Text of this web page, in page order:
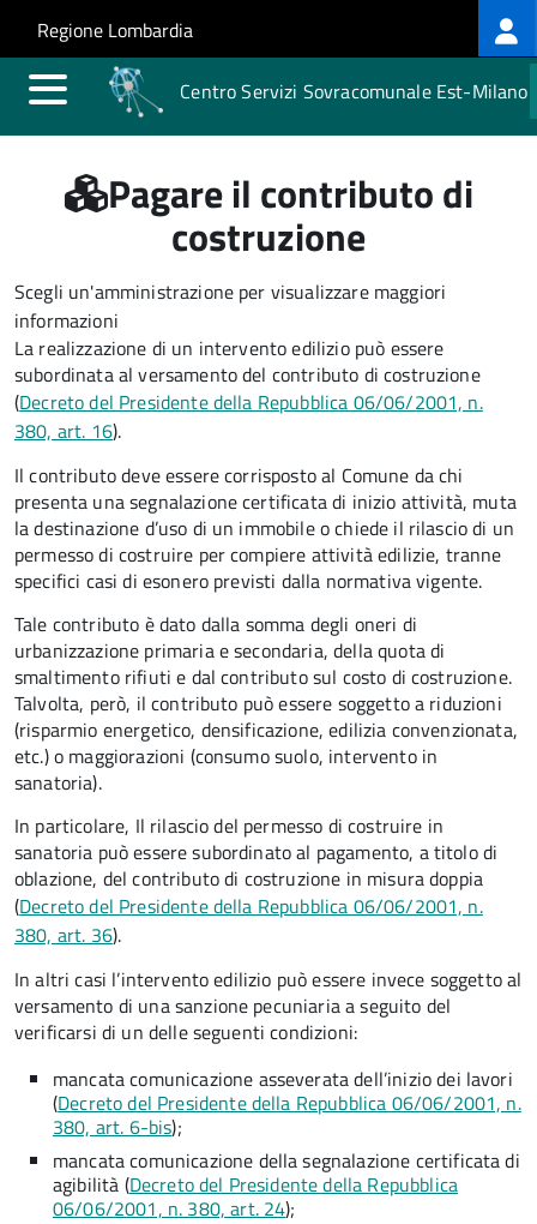
Salta al contenuto principale
Skip to site navigation
Regione Lombardia
Centro Servizi Sovracomunale Est-Milano
Pagare il contributo di
costruzione
Scegli un'amministrazione per visualizzare maggiori
informazioni
La realizzazione di un intervento edilizio può essere
subordinata al versamento del contributo di costruzione
(Decreto del Presidente della Repubblica 06/06/2001, n.
380, art. 16).
Il contributo deve essere corrisposto al Comune da chi
presenta una segnalazione certificata di inizio attività, muta
la destinazione d’uso di un immobile o chiede il rilascio di un
permesso di costruire per compiere attività edilizie, tranne
specifici casi di esonero previsti dalla normativa vigente.
Tale contributo è dato dalla somma degli oneri di
urbanizzazione primaria e secondaria, della quota di
smaltimento rifiuti e dal contributo sul costo di costruzione.
Talvolta, però, il contributo può essere soggetto a riduzioni
(risparmio energetico, densificazione, edilizia convenzionata,
etc.) o maggiorazioni (consumo suolo, intervento in
sanatoria).
In particolare, Il rilascio del permesso di costruire in
sanatoria può essere subordinato al pagamento, a titolo di
oblazione, del contributo di costruzione in misura doppia
(Decreto del Presidente della Repubblica 06/06/2001, n.
380, art. 36).
In altri casi l’intervento edilizio può essere invece soggetto al
versamento di una sanzione pecuniaria a seguito del
verificarsi di un delle seguenti condizioni:
mancata comunicazione asseverata dell’inizio dei lavori
(Decreto del Presidente della Repubblica 06/06/2001, n.
380, art. 6-bis);
mancata comunicazione della segnalazione certificata di
agibilità (Decreto del Presidente della Repubblica
06/06/2001, n. 380, art. 24);